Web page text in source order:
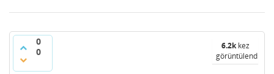
0
0
6.2kkez
görüntülendi